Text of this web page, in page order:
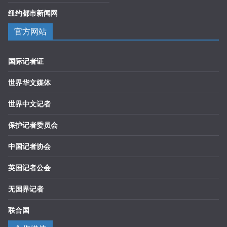
纽约都市新闻网
官方网站
国际记者证
世界华文媒体
世界中文记者
保护记者委员会
中国记者协会
英国记者公会
无国界记者
联合国